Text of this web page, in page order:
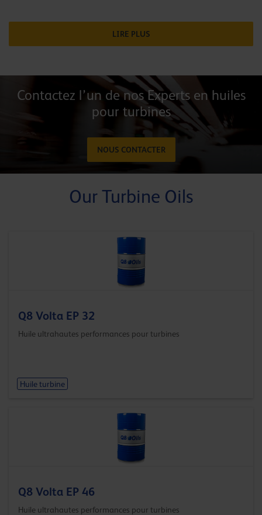
LIRE PLUS
Contactez l’un de nos Experts en huiles
pour turbines
NOUS CONTACTER
Our Turbine Oils
Q8 Volta EP 32
Huile ultrahautes performances pour turbines
Huile turbine
Q8 Volta EP 46
Huile ultrahautes performances pour turbines